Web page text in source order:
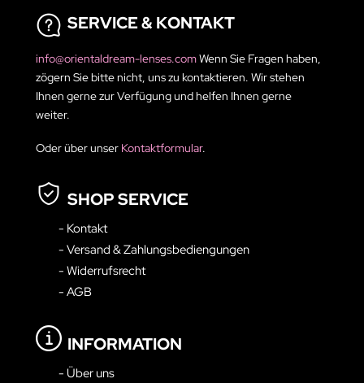
SERVICE & KONTAKT
info@orientaldream-lenses.comWenn Sie Fragen haben,
zögern Sie bitte nicht, uns zu kontaktieren. Wir stehen
Ihnen gerne zur Verfügung und helfen Ihnen gerne
weiter.
Oder über unser Kontaktformular.
SHOP SERVICE
- Kontakt
- Versand & Zahlungsbediengungen
- Widerrufsrecht
- AGB
INFORMATION
- Über uns